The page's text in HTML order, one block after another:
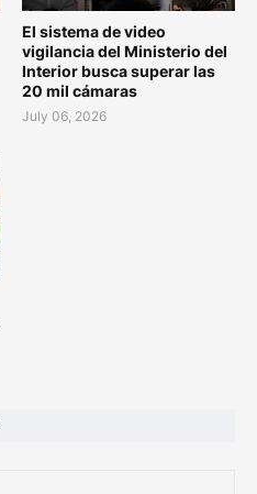
El sistema de video
vigilancia del Ministerio del
Interior busca superar las
20 mil cámaras
July 06, 2026